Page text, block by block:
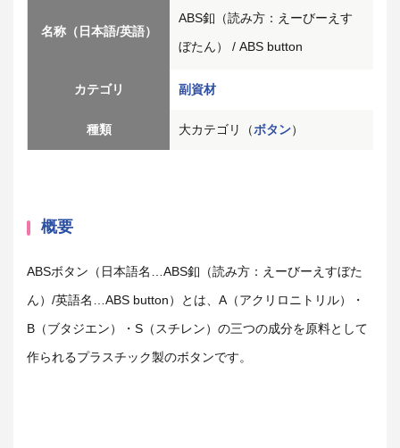
名称（日本語/英語）
ABS釦（読み方：えーびーえす
ぼたん） / ABS button
カテゴリ 副資材
種類 大カテゴリ（ボタン）
概要
ABSボタン（日本語名…ABS釦（読み方：えーびーえすぼた
ん）/英語名…ABS button）とは、 A（アクリロニトリル）・
B （ブタジエン）・ S （スチレン）の三つの成分を原料として
作られるプラスチック製のボタンです。